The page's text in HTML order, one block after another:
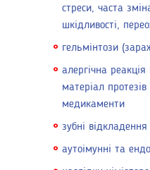
стреси, часта
шкідливості,
гельмінтози
алергічна
матеріал
медикаменти
зубні відкладення
аутоімунні та